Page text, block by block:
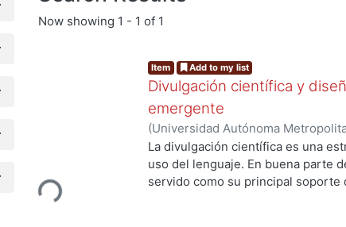
Now showing 1 - 1 of 1
Loading...
Item Add to my list
Divulgación científica y
emergente
(Universidad Autónoma
Artes para el Diseño,
03) Rosales González, Rodrigo
La divulgación científica es una
uso del lenguaje. En buena parte
servido como su principal soporte